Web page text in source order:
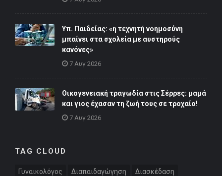
Υπ. Παιδείας: «η τεχνητή νοημοσύνη
μπαίνει στα σχολεία με αυστηρούς
κανόνες»
7 Αυγ 2026
Οικογενειακή τραγωδία στις Σέρρες: μαμά
και γιος έχασαν τη ζωή τους σε τροχαίο!
7 Αυγ 2026
TAG CLOUD
Γυναικολόγος Διαπαιδαγώγηση Διασκέδαση